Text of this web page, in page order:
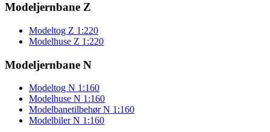
Modeljernbane Z
Modeltog Z 1:220
Modelhuse Z 1:220
Modeljernbane N
Modeltog N 1:160
Modelhuse N 1:160
Modelbanetilbehør N 1:160
Modelbiler N 1:160